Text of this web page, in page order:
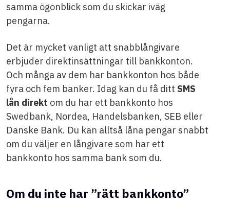
samma ögonblick som du skickar iväg
pengarna.
Det är mycket vanligt att snabblångivare
erbjuder direktinsättningar till bankkonton.
Och många av dem har bankkonton hos både
fyra och fem banker. Idag kan du få ditt SMS
lån direkt om du har ett bankkonto hos
Swedbank, Nordea, Handelsbanken, SEB eller
Danske Bank. Du kan alltså låna pengar snabbt
om du väljer en långivare som har ett
bankkonto hos samma bank som du.
Om du inte har ”rätt bankkonto”